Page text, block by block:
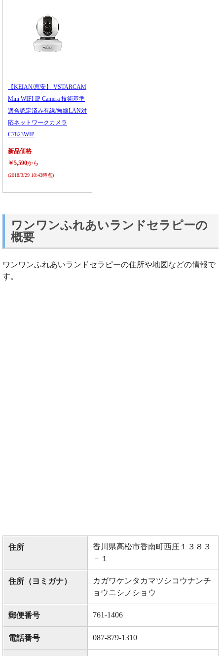
【KEIAN/恵安】 VSTARCAM
Mini WIFI IP Camera 技術基準
適合認定済み有線/無線LAN対
応ネットワークカメラ
C7823WIP
新品価格
￥5,590から
(2018/3/29 10:43時点)
ワンワンふれあいランドセラピーの
概要
ワンワンふれあいランドセラピーの住所や地図などの情報で
す。
住所
香川県高松市香南町西庄１３８３
－１
住所（ヨミガナ）
カガワケンタカマツシコウナンチ
ョウニシノショウ
郵便番号 761-1406
電話番号 087-879-1310